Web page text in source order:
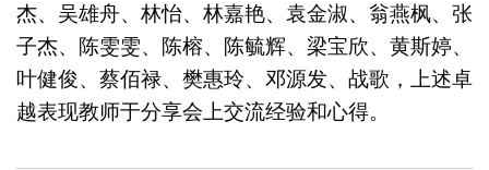
杰、吴雄舟、林怡、林嘉艳、袁金淑、翁燕枫、张
子杰、陈雯雯、陈榕、陈毓辉、梁宝欣、黄斯婷、
叶健俊、蔡佰禄、樊惠玲、邓源发、战歌，上述卓
越表现教师于分享会上交流经验和心得。